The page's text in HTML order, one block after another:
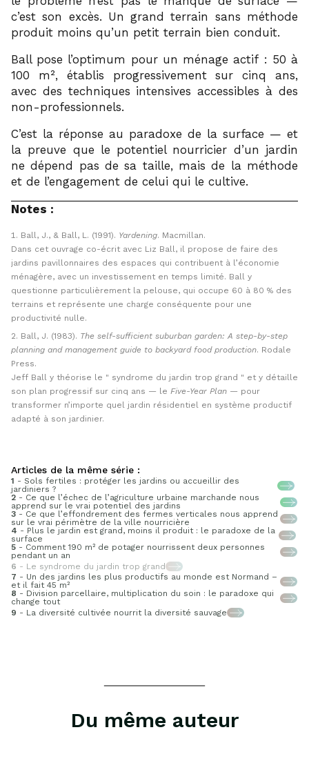
c’est son excès. Un grand terrain sans méthode
produit moins qu’un petit terrain bien conduit.
Ball pose l’optimum pour un ménage actif : 50 à
100 m², établis progressivement sur cinq ans,
avec des techniques intensives accessibles à des
non-professionnels.
C’est la réponse au paradoxe de la surface — et
la preuve que le potentiel nourricier d’un jardin
ne dépend pas de sa taille, mais de la méthode
et de l’engagement de celui qui le cultive.
Notes :
Ball, J., & Ball, L. (1991). Yardening. Macmillan.
Dans cet ouvrage co-écrit avec Liz Ball, il propose de faire des
jardins pavillonnaires des espaces qui contribuent à l’économie
ménagère, avec un investissement en temps limité. Ball y
questionne particulièrement la pelouse, qui occupe 60 à 80 % des
terrains et représente une charge conséquente pour une
productivité nulle.
Ball, J. (1983). The self-sufficient suburban garden: A step-by-step
planning and management guide to backyard food production. Rodale
Press.
Jeff Ball y théorise le
syndrome du jardin trop grand
et y détaille
son plan progressif sur cinq ans — le Five-Year Plan — pour
transformer n’importe quel jardin résidentiel en système productif
adapté à son jardinier.
Articles de la même série :
1 - Sols fertiles : protéger les jardins ou accueillir des
jardiniers ?
2 - Ce que l’échec de l’agriculture urbaine marchande nous
apprend sur le vrai potentiel des jardins
3 - Ce que l’effondrement des fermes verticales nous apprend
sur le vrai périmètre de la ville nourricière
4 - Plus le jardin est grand, moins il produit : le paradoxe de la
surface
5 - Comment 190 m² de potager nourrissent deux personnes
pendant un an
6 - Le syndrome du jardin trop grand
7 - Un des jardins les plus productifs au monde est Normand –
et il fait 45 m²
8 - Division parcellaire, multiplication du soin : le paradoxe qui
change tout
9 - La diversité cultivée nourrit la diversité sauvage
Du même auteur